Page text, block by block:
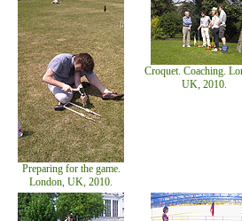
Preparing for the game.
London, UK, 2010.
Croquet. Coaching.
UK, 2010.